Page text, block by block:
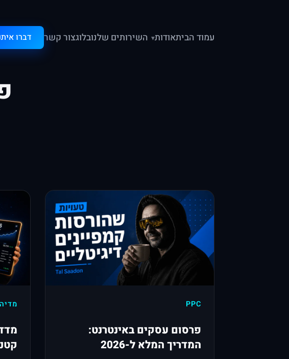
עמוד הביתאודות השירותים שלנובלוגצור קשר דברו
PPC
פרסום עסקים באינטרנט:
המדריך המלא ל-2026